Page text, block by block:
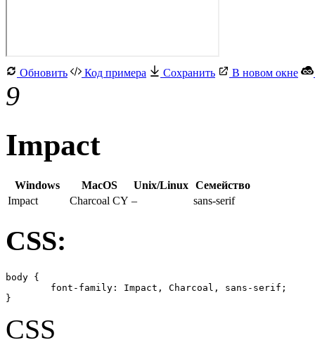
Обновить Код примера Сохранить В новом окне
9
Impact
Windows MacOS Unix/Linux Семейство
Impact
Charcoal CY – sans-serif
CSS:
body {
}
CSS